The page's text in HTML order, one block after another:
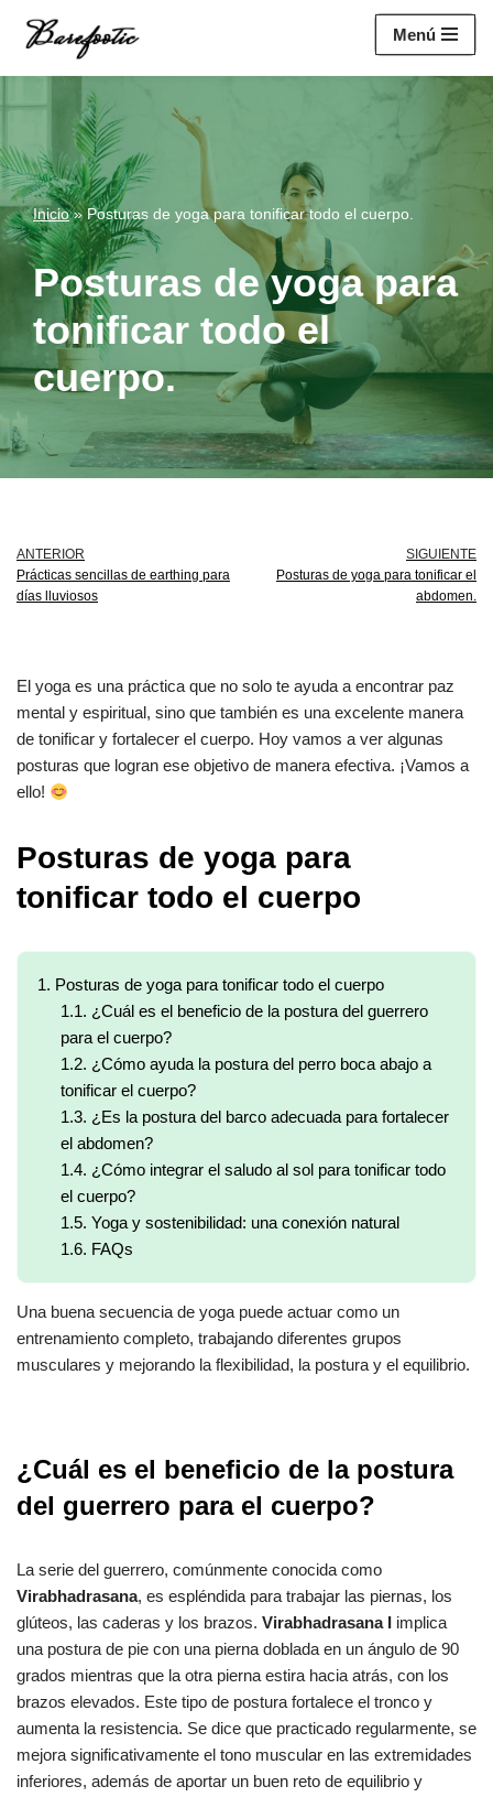
Saltar
contenido
Menú
Inicio» Posturas de yoga para tonificar todo el cuerpo.
Posturas de yoga para
tonificar todo el
cuerpo.
ANTERIOR
Prácticas sencillas de earthing para
días lluviosos
SIGUIENTE
Posturas de yoga para tonificar el
abdomen.
El yoga es una práctica que no solo te ayuda a encontrar paz
mental y espiritual, sino que también es una excelente manera
de tonificar y fortalecer el cuerpo. Hoy vamos a ver algunas
posturas que logran ese objetivo de manera efectiva. ¡Vamos a
ello!
Posturas de yoga para
tonificar todo el cuerpo
1. Posturas de yoga para tonificar todo el cuerpo
1.1. ¿Cuál es el beneficio de la postura del guerrero
para el cuerpo?
1.2. ¿Cómo ayuda la postura del perro boca abajo a
tonificar el cuerpo?
1.3. ¿Es la postura del barco adecuada para fortalecer
el abdomen?
1.4. ¿Cómo integrar el saludo al sol para tonificar todo
el cuerpo?
1.5. Yoga y sostenibilidad: una conexión natural
1.6. FAQs
Una buena secuencia de yoga puede actuar como un
entrenamiento completo, trabajando diferentes grupos
musculares y mejorando la flexibilidad, la postura y el equilibrio.
¿Cuál es el beneficio de la postura
del guerrero para el cuerpo?
La serie del guerrero, comúnmente conocida como
Virabhadrasana, es espléndida para trabajar las piernas, los
glúteos, las caderas y los brazos. Virabhadrasana I implica
una postura de pie con una pierna doblada en un ángulo de 90
grados mientras que la otra pierna estira hacia atrás, con los
brazos elevados. Este tipo de postura fortalece el tronco y
aumenta la resistencia. Se dice que practicado regularmente, se
mejora significativamente el tono muscular en las extremidades
inferiores, además de aportar un buen reto de equilibrio y